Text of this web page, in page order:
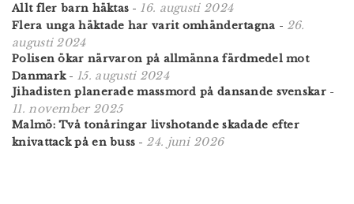
Allt fler barn häktas - 16. augusti 2024
Flera unga häktade har varit omhändertagna - 26.
augusti 2024
Polisen ökar närvaron på allmänna färdmedel mot
Danmark- 15. augusti 2024
Jihadisten planerade massmord på dansande svenskar -
11. november 2025
Malmö: Två tonåringar livshotande skadade efter
knivattack på en buss - 24. juni 2026